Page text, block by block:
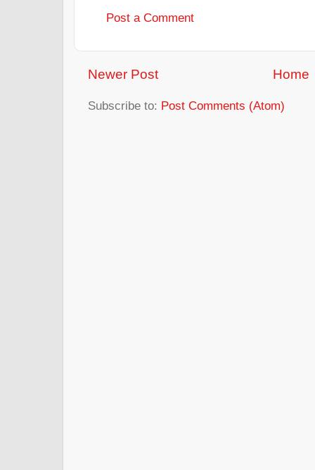
Post a Comment
Newer Post Home
Subscribe to: Post Comments (Atom)